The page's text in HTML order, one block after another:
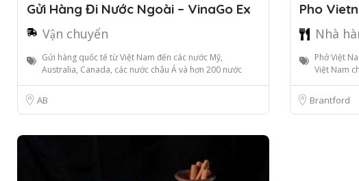
Gửi Hàng Đi Nước Ngoài – VinaGo Ex
Vận chuyển
Gửi hàng quốc tế từ Việt Nam đến các nước Mỹ,
Australia, Canada, các nước châu Á và hơn 200 nước
AB
Pho
Nhà
Phở Việt
Việt Nam
Brantford